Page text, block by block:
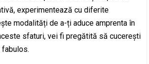
experimentează cu diferite
modalități de a-ți aduce amprenta în
sfaturi, vei fi pregătită să cucerești
fabulos.